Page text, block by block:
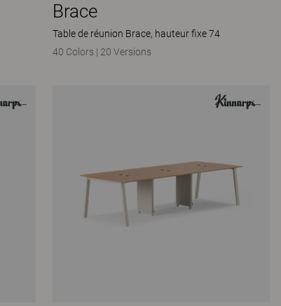
Brace
Table de réunion Brace, hauteur fixe 74
40 Colors | 20 Versions